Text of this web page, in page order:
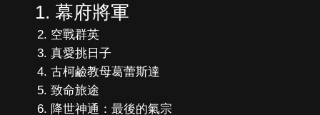
幕府將軍
空戰群英
真愛挑日子
古柯鹼教母葛蕾斯達
致命旅途
降世神通：最後的氣宗